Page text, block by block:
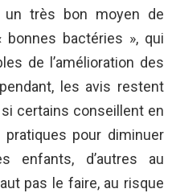
un très bon moyen de
bonnes bactéries », qui
de l’amélioration des
les avis restent
certains conseillent en
pour diminuer
enfants, d’autres au
pas le faire, au risque